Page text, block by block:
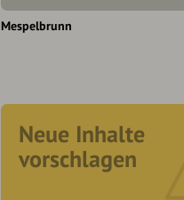
Mespelbrunn
Neue Inhalte
vorschlagen